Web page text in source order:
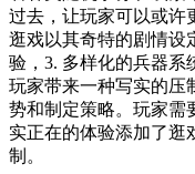
过去，让玩家可以或许
逛戏以其奇特的剧情设
验，3. 多样化的兵器系
玩家带来一种写实的压
势和制定策略。玩家需
实正在的体验添加了逛
制。